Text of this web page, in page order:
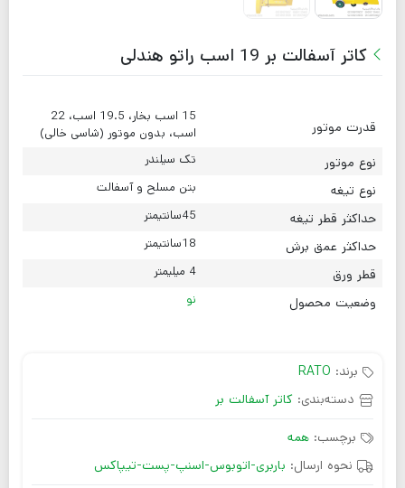
کاتر آسفالت بر 19 اسب راتو هندلی
قدرت موتور
15 اسب بخار، 19.5 اسب، 22
اسب، بدون موتور (شاسی خالی)
نوع موتور تک سیلندر
نوع تیغه بتن مسلح و آسفالت
حداکثر قطر تیغه 45سانتیمتر
حداکثر عمق برش 18سانتیمتر
قطر ورق 4 میلیمتر
وضعیت محصول نو
برند: RATO
دسته‌بندی: کاتر آسفالت بر
برچسب: همه
نحوه ارسال: باربری-اتوبوس-اسنپ-پست-تیپاکس